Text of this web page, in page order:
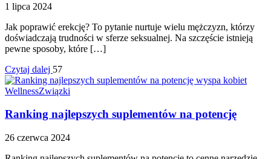
1 lipca 2024
Jak poprawić erekcję? To pytanie nurtuje wielu mężczyzn, którzy
doświadczają trudności w sferze seksualnej. Na szczęście istnieją
pewne sposoby, które […]
Czytaj dalej 57
WellnessZwiązki
Ranking najlepszych suplementów na potencję
26 czerwca 2024